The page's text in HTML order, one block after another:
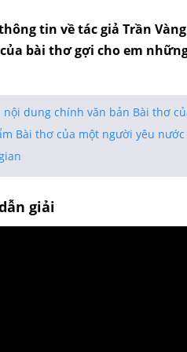
tin về tác giả Trần
bài thơ gợi cho em
nội dung chính văn bản Bài thơ
Bài thơ của một người yêu
giải